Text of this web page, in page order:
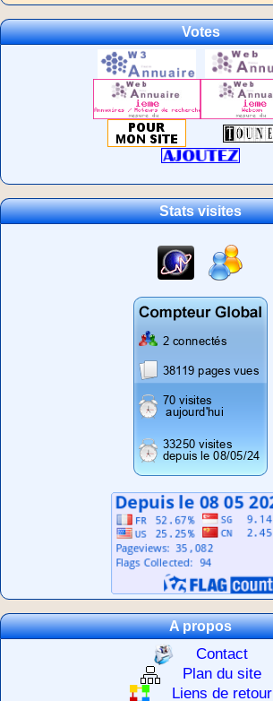
Votes
Stats visites
A propos
Contact
Plan du site
Liens de retour